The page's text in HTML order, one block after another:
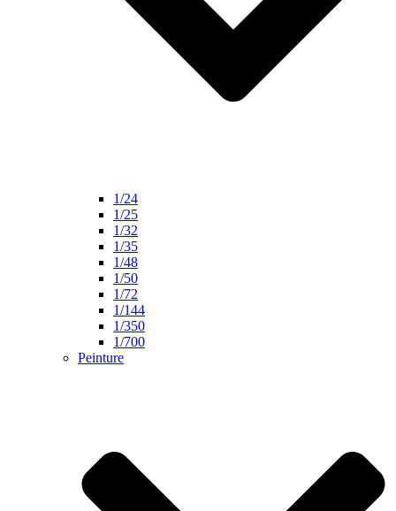
1/24
1/25
1/32
1/35
1/48
1/50
1/72
1/144
1/350
1/700
Peinture